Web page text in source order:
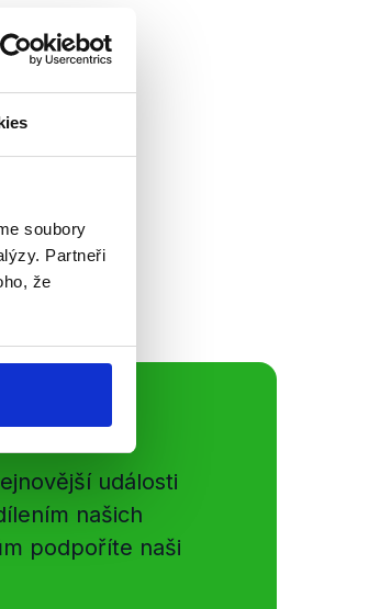
soubory
Partneři
že
události
našich
podpoříte naši